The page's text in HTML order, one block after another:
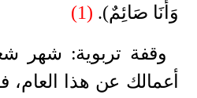
وَأَنَا صَائِمٌ).
(1)
وقفة تربوية: شهر
أعمالك عن هذا